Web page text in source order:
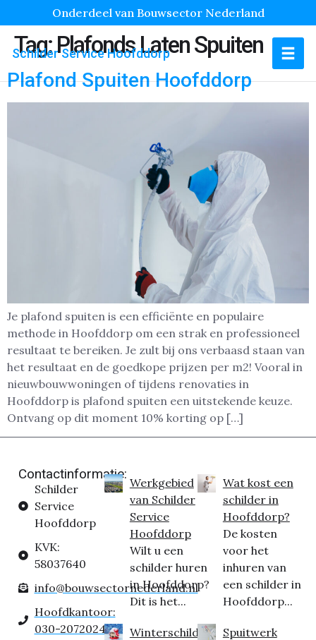
Onderdeel van Bouwsector Nederland
Schilder Service Hoofddorp
Tag:Plafonds Laten Spuiten
Plafond Spuiten Hoofddorp
Je plafond spuiten is een efficiënte en populaire
methode in Hoofddorp om een strak en professioneel
resultaat te bereiken. Je zult bij ons verbaasd staan van
het resultaat en de goedkope prijzen per m2! Vooral in
nieuwbouwwoningen of tijdens renovaties in
Hoofddorp is plafond spuiten een uitstekende keuze.
Ontvang op dit moment 10% korting op […]
Contactinformatie:
Schilder
Service
Hoofddorp
KVK:
58037640
info@bouwsectornederland.nl
Hoofdkantoor:
030-2072024
Werkgebied
van Schilder
Service
Hoofddorp
Wilt u een
schilder huren
in Hoofddorp?
Dit is het...
Winterschilder
Wat kost een
schilder in
Hoofddorp?
De kosten
voor het
inhuren van
een schilder in
Hoofddorp...
Spuitwerk